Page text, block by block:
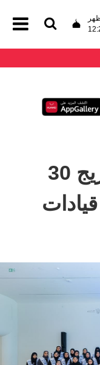
نيابة دبي تحتفي بتخريج 30